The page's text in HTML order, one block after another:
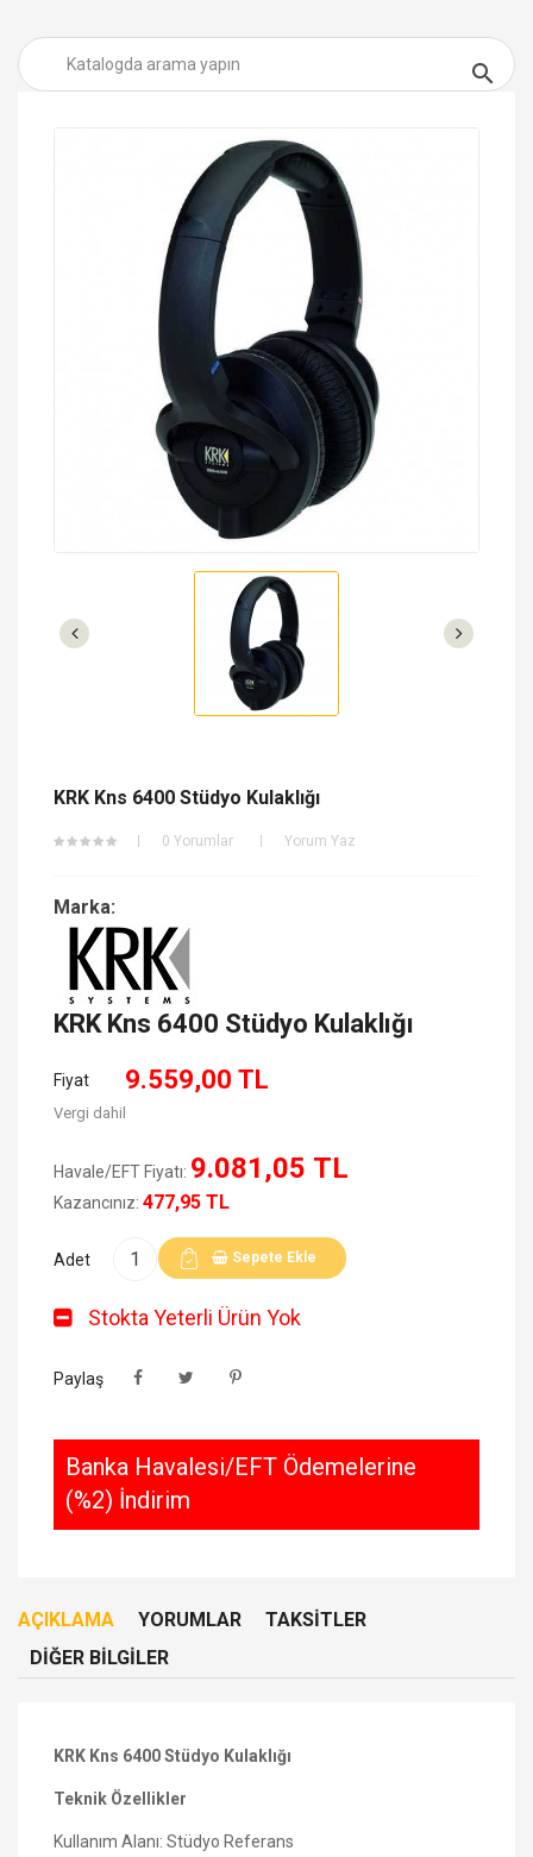

KRK Kns 6400 Stüdyo Kulaklığı
0 Yorumlar Yorum Yaz
Marka:
KRK Kns 6400 Stüdyo Kulaklığı
Fiyat 9.559,00 TL
Vergi dahil
Havale/EFT Fiyatı: 9.081,05 TL
Kazancınız: 477,95 TL
Adet Sepete Ekle
Stokta Yeterli Ürün Yok
Paylaş
Banka Havalesi/EFT Ödemelerine
(%2) İndirim
AÇIKLAMA YORUMLAR
TAKSITLER
DIĞER BILGILER
KRK Kns 6400 Stüdyo Kulaklığı
Teknik Özellikler
Kullanım Alanı: Stüdyo Referans